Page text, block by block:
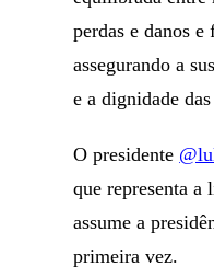
perdas e danos
assegurando a
e a dignidade
O presidente
que representa a
assume a
primeira vez.